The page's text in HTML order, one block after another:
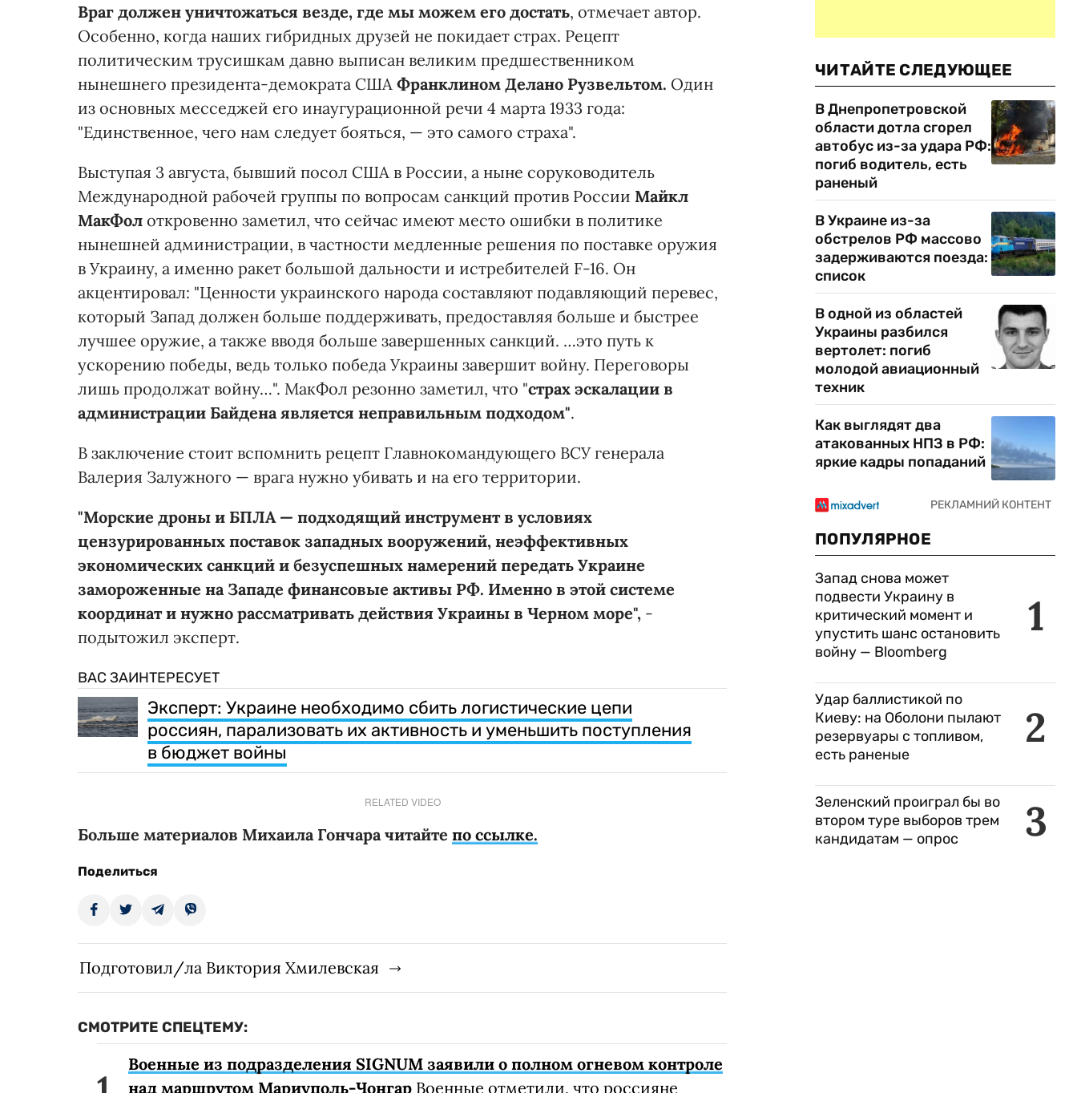
Враг должен уничтожаться везде, где мы можем его достать, отмечает автор.
Особенно, когда наших гибридных друзей не покидает страх. Рецепт
политическим трусишкам давно выписан великим предшественником
нынешнего президента-демократа США Франклином Делано Рузвельтом. Один
из основных месседжей его инаугурационной речи 4 марта 1933 года:
"Единственное, чего нам следует бояться, — это самого страха".
Выступая 3 августа, бывший посол США в России, а ныне соруководитель
Международной рабочей группы по вопросам санкций против России Майкл
МакФол откровенно заметил, что сейчас имеют место ошибки в политике
нынешней администрации, в частности медленные решения по поставке оружия
в Украину, а именно ракет большой дальности и истребителей F-16. Он
акцентировал: "Ценности украинского народа составляют подавляющий перевес,
который Запад должен больше поддерживать, предоставляя больше и быстрее
лучшее оружие, а также вводя больше завершенных санкций. …это путь к
ускорению победы, ведь только победа Украины завершит войну. Переговоры
лишь продолжат войну…". МакФол резонно заметил, что "страх эскалации в
администрации Байдена является неправильным подходом".
В заключение стоит вспомнить рецепт Главнокомандующего ВСУ генерала
Валерия Залужного — врага нужно убивать и на его территории.
"Морские дроны и БПЛА — подходящий инструмент в условиях
цензурированных поставок западных вооружений, неэффективных
экономических санкций и безуспешных намерений передать Украине
замороженные на Западе финансовые активы РФ. Именно в этой системе
координат и нужно рассматривать действия Украины в Черном море", -
подытожил эксперт.
ВАС ЗАИНТЕРЕСУЕТ
Эксперт: Украине необходимо сбить логистические цепи
россиян, парализовать их активность и уменьшить поступления
в бюджет войны
RELATED VIDEO
Больше материалов Михаила Гончара читайте по ссылке.
Поделиться
Подготовил/ла Виктория Хмилевская
СМОТРИТЕ СПЕЦТЕМУ:
Военные из подразделения SIGNUM заявили о полном огневом контроле
над маршрутом Мариуполь-Чонгар Военные отметили, что россияне
ЧИТАЙТЕ СЛЕДУЮЩЕЕ
В Днепропетровской
области дотла сгорел
автобус из-за удара РФ:
погиб водитель, есть
раненый
В Украине из-за
обстрелов РФ массово
задерживаются поезда:
список
В одной из областей
Украины разбился
вертолет: погиб
молодой авиационный
техник
Как выглядят два
атакованных НПЗ в РФ:
яркие кадры попаданий
ПОПУЛЯРНОЕ
1
Запад снова может
подвести Украину в
критический момент и
упустить шанс остановить
войну — Bloomberg
2
Удар баллистикой по
Киеву: на Оболони пылают
резервуары с топливом,
есть раненые
3
Зеленский проиграл бы во
втором туре выборов трем
кандидатам — опрос